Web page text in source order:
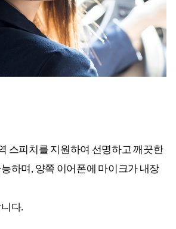
스피치를 지원하여 선명하고 깨끗한
하며, 양쪽 이어폰에 마이크가 내장
다.